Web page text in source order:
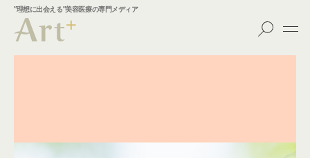
”理想に出会える”美容医療の専門メディア